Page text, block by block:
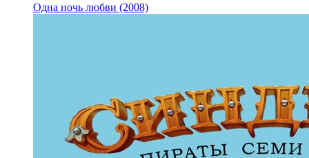
Одна ночь любви (2008)